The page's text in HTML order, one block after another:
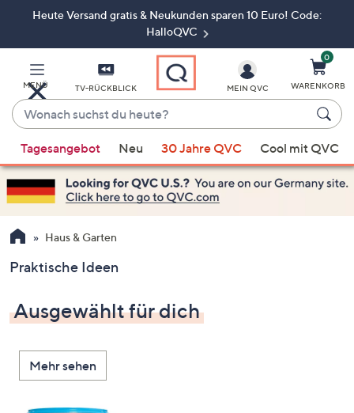
ZumHeute Versand gratis & Neukunden sparen 10 Euro! Code:
HalloQVC
MENÜ TV-RÜCKBLICK
Wonach
suchst
du
heute?
Vorschläge
verfügbar
sind,
verwenden
Sie
Pfeiltasten
oben
und
nach
unten
oder
wischen
MEIN QVC
0
WARENKORB
Tagesangebot Neu 30 Jahre QVC Cool mit QVC
Haus & Garten
Praktische Ideen
Ausgewählt für dich
Mehr sehen